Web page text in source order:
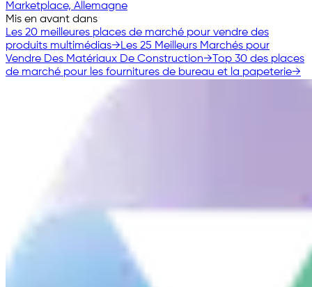
Marketplace, Allemagne
Mis en avant dans
Les 20 meilleures places de marché pour vendre des
produits multimédias→Les 25 Meilleurs Marchés pour
Vendre Des Matériaux De Construction→ Top 30 des places
de marché pour les fournitures de bureau et la papeterie→